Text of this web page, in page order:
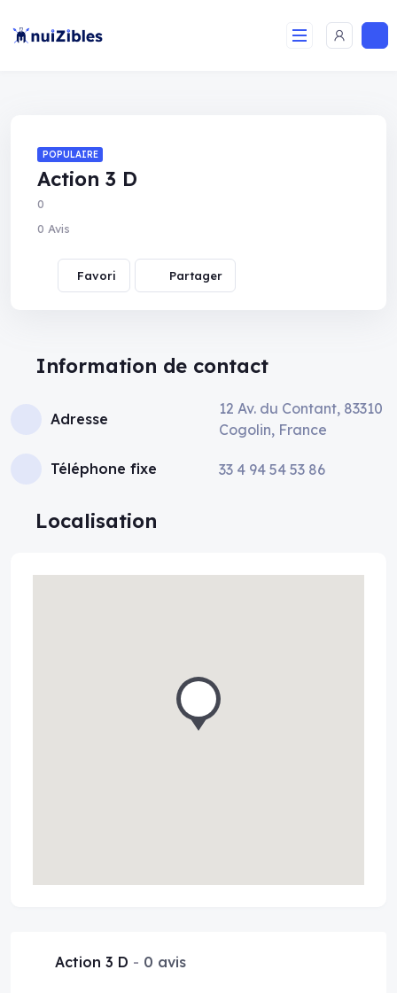
Action 3 D
POPULAIRE
0
0 Avis
Partager
Information de contact
Adresse
12 Av. du Contant, 83310
Cogolin, France
Téléphone fixe 33 4 94 54 53 86
Localisation
Action 3 D 0 avis